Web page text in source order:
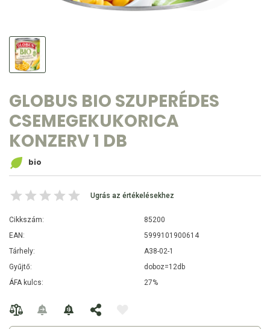
GLOBUS BIO SZUPERÉDES
CSEMEGEKUKORICA
KONZERV 1 DB
bio
Ugrás az értékelésekhez
Cikkszám:
85200
EAN:
5999101900614
Tárhely:
A38-02-1
Gyűjtő:
doboz=12db
ÁFA kulcs:
27%